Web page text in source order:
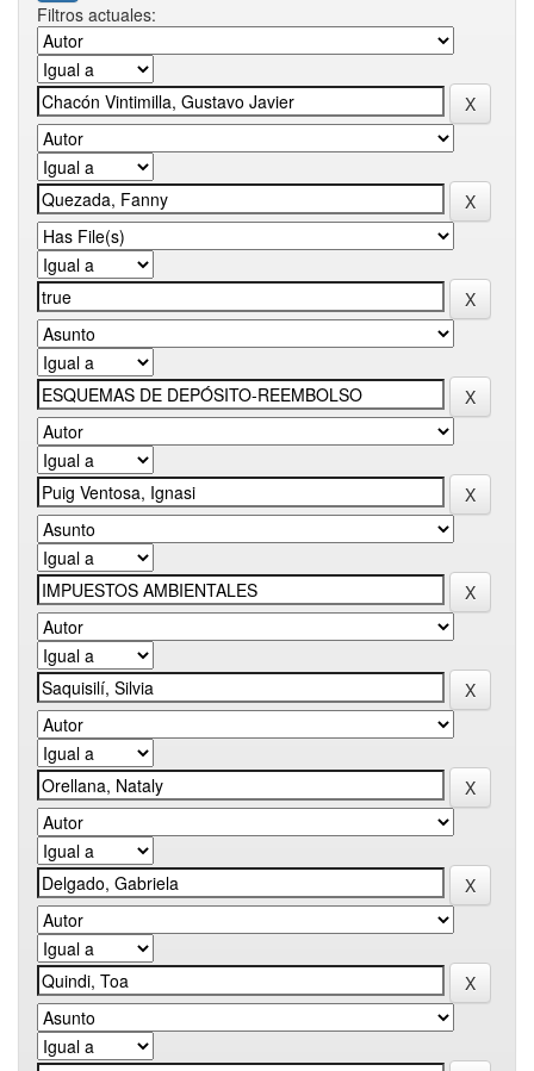
Filtros actuales: